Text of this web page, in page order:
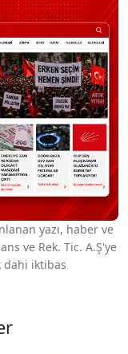
yazı, haber ve
ve Rek. Tic. A.Ş'ye
dahi iktibas